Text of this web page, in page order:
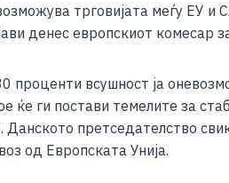
ar
трговијата меѓу ЕУ
денес европскиот комесар
проценти всушност ја
ќе ги постави темелите за
Данското претседателство
од Европската Унија.